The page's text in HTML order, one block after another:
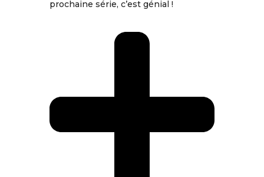
prochaine série, c’est génial !